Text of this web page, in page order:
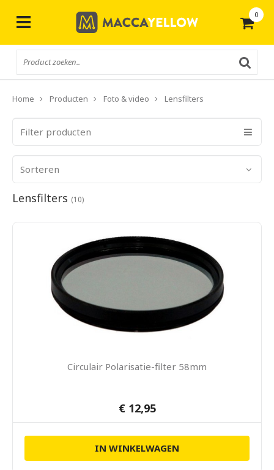
0
Home Producten Foto & video Lensfilters
Filter producten
Sorteren
Lensfilters (10)
Circulair Polarisatie-filter 58mm
€ 12,95
IN WINKELWAGEN